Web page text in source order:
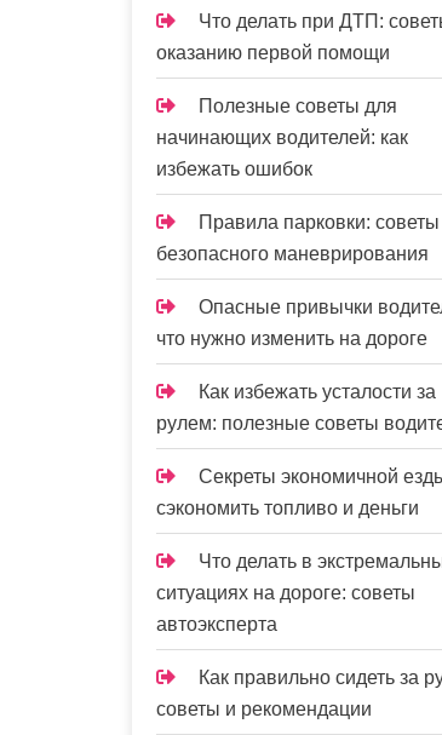
Что делать при ДТП:
оказанию первой помощи
Полезные советы для
начинающих водителей: как
избежать ошибок
Правила парковки:
безопасного маневрирования
Опасные привычки
что нужно изменить на дороге
Как избежать усталости за
рулем: полезные советы
Секреты экономичной
сэкономить топливо и деньги
Что делать в
ситуациях на дороге: советы
автоэксперта
Как правильно сидеть за
советы и рекомендации